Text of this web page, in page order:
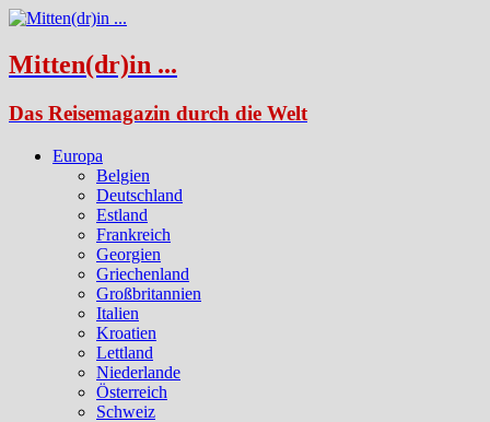
Mitten(dr)in ...
Das Reisemagazin durch die Welt
Europa
Belgien
Deutschland
Estland
Frankreich
Georgien
Griechenland
Großbritannien
Italien
Kroatien
Lettland
Niederlande
Österreich
Schweiz